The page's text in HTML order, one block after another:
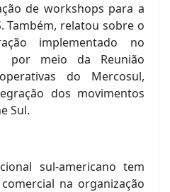
de workshops para a
Também, relatou sobre o
implementado no
por meio da Reunião
do Mercosul,
dos movimentos
Sul.
sul-americano tem
na organização